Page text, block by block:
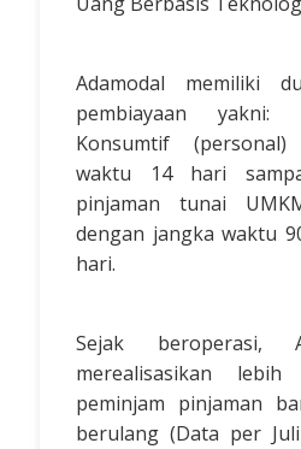
Adamodal memiliki
pembiayaan yakni:
Konsumtif
waktu 14 hari
pinjaman tunai
dengan jangka waktu
hari.
Sejak beroperasi,
merealisasikan
peminjam pinjaman
berulang (Data per